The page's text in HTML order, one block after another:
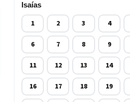
Isaías
1 2 3 4
6 7 8 9
11 12 13 14
16 17 18 19